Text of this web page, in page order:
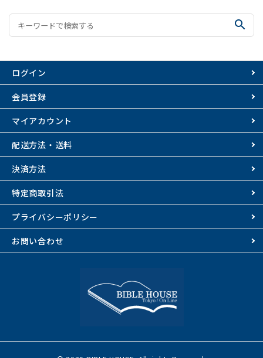
search
ログイン
会員登録
マイアカウント
配送方法・送料
決済方法
特定商取引法
プライバシーポリシー
お問い合わせ